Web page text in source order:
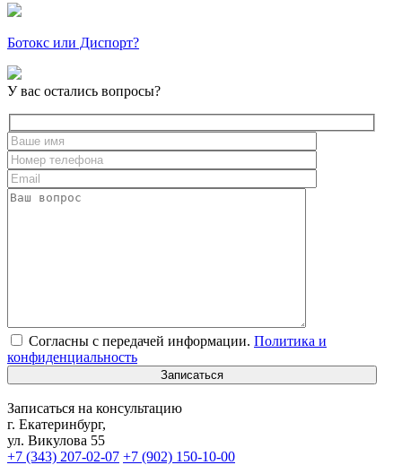
Ботокс или Диспорт?
У вас остались вопросы?
Согласны с передачей информации. Политика и
конфиденциальность
Записаться на консультацию
г. Екатеринбург,
ул. Викулова 55
+7 (343) 207-02-07 +7 (902) 150-10-00